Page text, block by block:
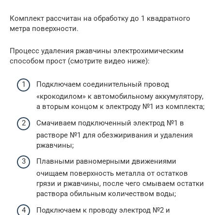
Комплект рассчитан на обработку до 1 квадратного
метра поверхности.
Процесс удаления ржавчины электрохимическим
способом прост (смотрите видео ниже):
Подключаем соединительный провод
«крокодилом» к автомобильному аккумулятору,
а вторым концом к электроду №1 из комплекта;
Смачиваем подключенный электрод №1 в
растворе №1 для обезжиривания и удаления
ржавчины;
Плавными равномерными движениями
очищаем поверхность металла от остатков
грязи и ржавчины, после чего смываем остатки
раствора обильным количеством воды;
Подключаем к проводу электрод №2 и